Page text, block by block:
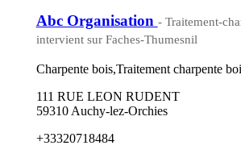
Abc Organisation - Traitement-
intervient sur Faches-Thumesnil
Charpente bois,Traitement charpente
111 RUE LEON RUDENT
59310 Auchy-lez-Orchies
+33320718484